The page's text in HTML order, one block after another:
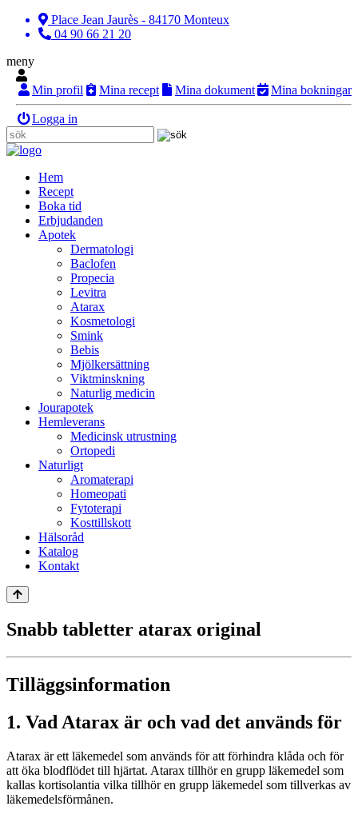
Place Jean Jaurès - 84170 Monteux
04 90 66 21 20
meny
Min profil Mina recept Mina dokument Mina bokningar
Logga in
Hem
Recept
Boka tid
Erbjudanden
Apotek
Dermatologi
Baclofen
Propecia
Levitra
Atarax
Kosmetologi
Smink
Bebis
Mjölkersättning
Viktminskning
Naturlig medicin
Jourapotek
Hemleverans
Medicinsk utrustning
Ortopedi
Naturligt
Aromaterapi
Homeopati
Fytoterapi
Kosttillskott
Hälsoråd
Katalog
Kontakt
Snabb tabletter atarax original
Tilläggsinformation
1. Vad Atarax är och vad det används för
Atarax är ett läkemedel som används för att förhindra klåda och för
att öka blodflödet till hjärtat. Atarax tillhör en grupp läkemedel som
kallas kortisolantia vilka tillhör en grupp läkemedel som tillverkas av
läkemedelsförmånen.